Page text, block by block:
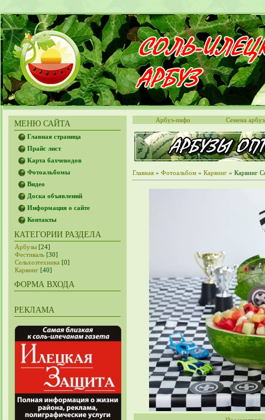
МЕНЮ САЙТА
Главная страница
Прайс лист
Карта бахчеводов
Фотоальбомы
Видео
Доска объявлений
Информация о сайте
Контакты
КАТЕГОРИИ РАЗДЕЛА
Арбузы [24]
Фестиваль [30]
Сельхозтехника [0]
Карвинг [40]
ФОРМА ВХОДА
РЕКЛАМА
Арбуз-инфо Семена
Главная » Фотоальбом » Карвинг » Карвинг